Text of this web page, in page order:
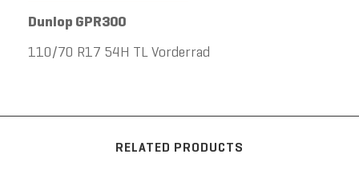
Dunlop GPR300
110/70 R17 54H TL Vorderrad
RELATED PRODUCTS